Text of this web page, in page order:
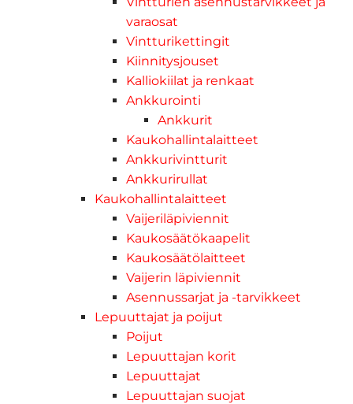
varaosat
Vintturikettingit
Kiinnitysjouset
Kalliokiilat ja renkaat
Ankkurointi
Ankkurit
Kaukohallintalaitteet
Ankkurivintturit
Ankkurirullat
Kaukohallintalaitteet
Vaijeriläpiviennit
Kaukosäätökaapelit
Kaukosäätölaitteet
Vaijerin läpiviennit
Asennussarjat ja -tarvikkeet
Lepuuttajat ja poijut
Poijut
Lepuuttajan korit
Lepuuttajat
Lepuuttajan suojat